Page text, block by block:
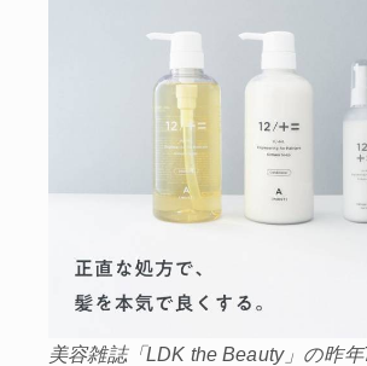
美容雑誌「LDK the Beauty」の昨